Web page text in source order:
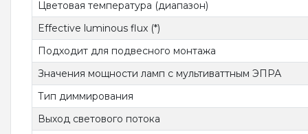
Цветовая температура (диапазон)
Effective luminous flux (*)
Подходит для подвесного монтажа
Значения мощности ламп с мультиваттным ЭПРА
Тип диммирования
Выход светового потока